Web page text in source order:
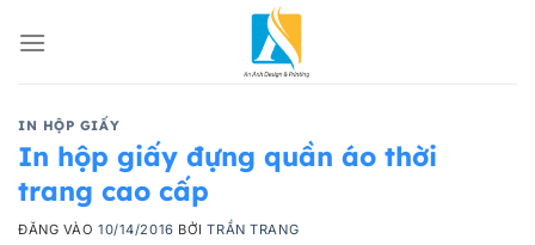
qua
IN HỘP GIẤY
In hộp giấy đựng quần áo thời
trang cao cấp
ĐĂNG VÀO10/14/2016 BỞITRẦN TRANG